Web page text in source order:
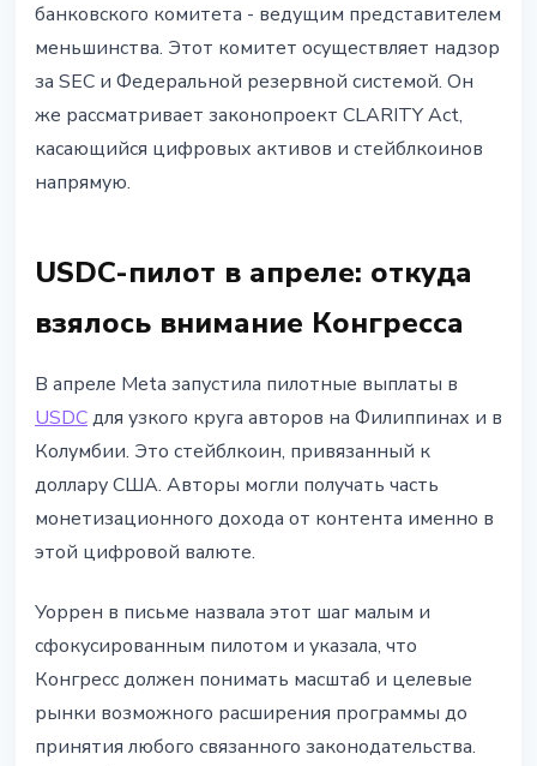
банковского комитета - ведущим представителем
меньшинства. Этот комитет осуществляет надзор
за SEC и Федеральной резервной системой. Он
же рассматривает законопроект CLARITY Act,
касающийся цифровых активов и стейблкоинов
напрямую.
USDC-пилот в апреле: откуда
взялось внимание Конгресса
В апреле Meta запустила пилотные выплаты в
USDCдля узкого круга авторов на Филиппинах и в
Колумбии. Это стейблкоин, привязанный к
доллару США. Авторы могли получать часть
монетизационного дохода от контента именно в
этой цифровой валюте.
Уоррен в письме назвала этот шаг малым и
сфокусированным пилотом и указала, что
Конгресс должен понимать масштаб и целевые
рынки возможного расширения программы до
принятия любого связанного законодательства.